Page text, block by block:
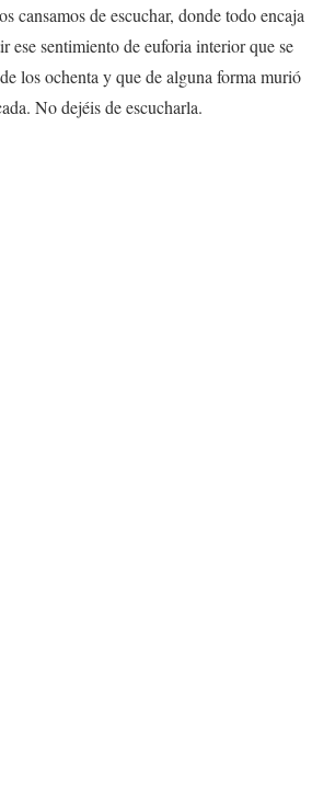
cansamos de escuchar, donde todo encaja
ese sentimiento de euforia interior que se
los ochenta y que de alguna forma murió
No dejéis de escucharla.